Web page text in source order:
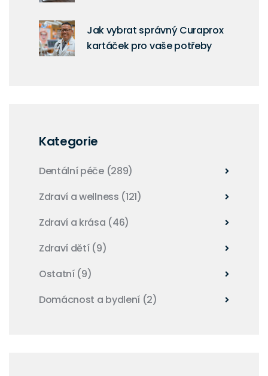
Jak vybrat správný Curaprox
kartáček pro vaše potřeby
Kategorie
Dentální péče (289)
Zdraví a wellness (121)
Zdraví a krása (46)
Zdraví dětí (9)
Ostatní (9)
Domácnost a bydlení (2)